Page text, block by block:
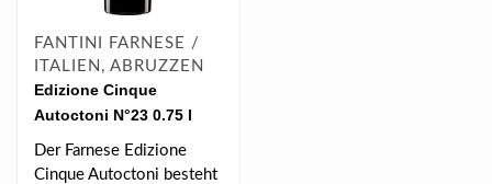
FANTINI FARNESE /
ITALIEN, ABRUZZEN
Edizione Cinque
Autoctoni N°23 0.75 l
Der Farnese Edizione
Cinque Autoctoni besteht